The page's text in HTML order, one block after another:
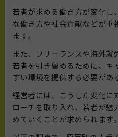
若者が求める働き方が変化し
な働き方や社会貢献などが重
ます。
また、フリーランスや海外就
若者を引き留めるために、キ
すい環境を提供する必要があ
経営者には、こうした変化に
ローチを取り入れ、若者が魅
めていくことが求められます。